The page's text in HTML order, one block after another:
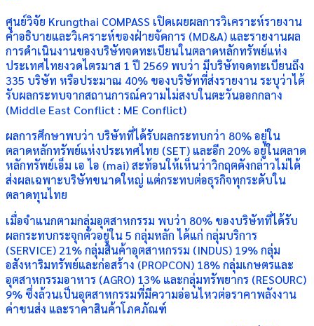
ศูนย์วิจัย Krungthai COMPASS เปิดเผยผลการวิเคราะห์รายงาน
คำอธิบายและวิเคราะห์ของฝ่ายจัดการ (MD&A) และรายงานผล
การดำเนินงานของบริษัทจดทะเบียนในตลาดหลักทรัพย์แห่ง
ประเทศไทยงวดไตรมาส 1 ปี 2569 พบว่า มีบริษัทจดทะเบียนถึง
335 บริษัท หรือประมาณ 40% ของบริษัทที่ส่งรายงาน ระบุว่าได้
รับผลกระทบจากสถานการณ์ความไม่สงบในตะวันออกกลาง
(Middle East Conflict : ME Conflict)
ผลการศึกษาพบว่า บริษัทที่ได้รับผลกระทบกว่า 80% อยู่ใน
ตลาดหลักทรัพย์แห่งประเทศไทย (SET) และอีก 20% อยู่ในตลาด
หลักทรัพย์เอ็ม เอ ไอ (mai) สะท้อนให้เห็นว่าวิกฤตดังกล่าวไม่ได้
ส่งผลเฉพาะบริษัทขนาดใหญ่ แต่กระทบต่อธุรกิจทุกระดับใน
ตลาดทุนไทย
เมื่อจำแนกตามกลุ่มอุตสาหกรรม พบว่า 80% ของบริษัทที่ได้รับ
ผลกระทบกระจุกตัวอยู่ใน 5 กลุ่มหลัก ได้แก่ กลุ่มบริการ
(SERVICE) 21% กลุ่มสินค้าอุตสาหกรรม (INDUS) 19% กลุ่ม
อสังหาริมทรัพย์และก่อสร้าง (PROPCON) 18% กลุ่มเกษตรและ
อุตสาหกรรมอาหาร (AGRO) 13% และกลุ่มทรัพยากร (RESOURC)
9% ซึ่งล้วนเป็นอุตสาหกรรมที่มีความอ่อนไหวต่อราคาพลังงาน
ค่าขนส่ง และราคาสินค้าโภคภัณฑ์